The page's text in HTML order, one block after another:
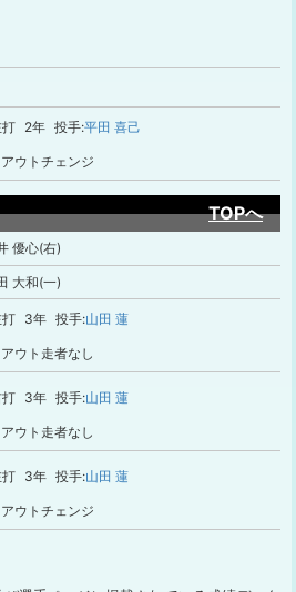
2年 投手:平田 喜己
アウトチェンジ
TOPへ
優心(右)
大和(一)
3年 投手:山田 蓮
アウト走者なし
3年 投手:山田 蓮
アウト走者なし
3年 投手:山田 蓮
アウトチェンジ